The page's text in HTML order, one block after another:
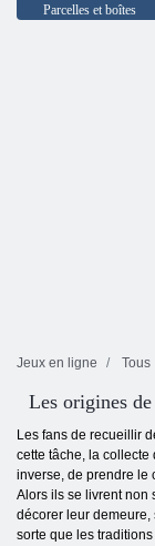
Parcelles et boîtes
Jeux en ligne Tous
Les origines
Les fans de recueillir
cette tâche, la collecte
inverse, de prendre le
Alors ils se livrent non
décorer leur demeure,
sorte que les